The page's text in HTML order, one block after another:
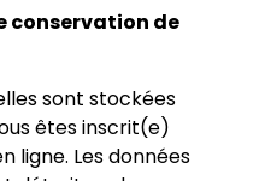
conservation de
sont stockées
êtes inscrit(e)
ligne. Les données